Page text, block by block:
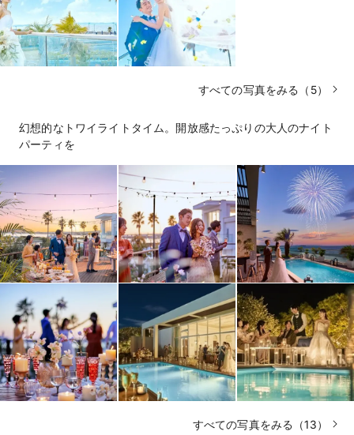
すべての写真をみる（5）
幻想的なトワイライトタイム。開放感たっぷりの大人のナイト
パーティを
すべての写真をみる（13）